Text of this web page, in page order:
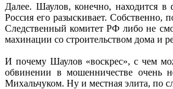
Далее. Шаулов, конечно, находится
Россия его разыскивает. Собственно,
Следственный комитет РФ либо не
махинации со строительством дома и
И почему Шаулов «воскрес», с чем
обвинении в мошенничестве очень
Михальчуком. Ну и местная элита, по